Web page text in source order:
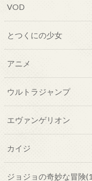
エヴァンゲリオン
カイジ
ジョジョの奇妙な冒険(1
ジョジョの奇妙な冒険(2
ジョジョの奇妙な冒険(3
ジョジョの奇妙な冒険(4
ジョジョの奇妙な冒険